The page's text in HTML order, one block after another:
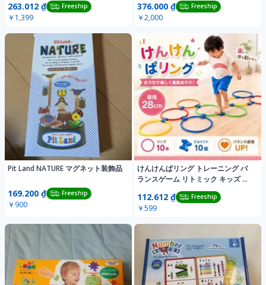
263.012 ₫ Freeship
￥1,399
376.000 ₫ Freeship
￥2,000
Pit Land NATURE マグネット装飾品
169.200 ₫ Freeship
￥900
けんけんぱリング トレーニング バ
ランスゲーム リトミック キッズ 知
112.612 ₫ Freeship
￥599